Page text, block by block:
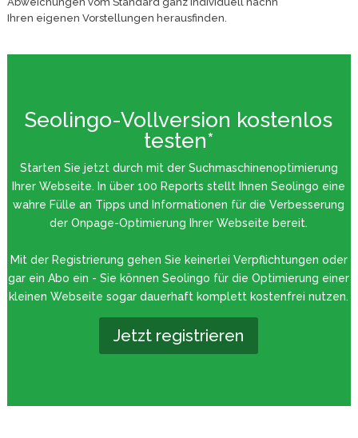
Ihren eigenen Vorstellungen herausfinden.
Seolingo-Vollversion kostenlos
testen*
Starten Sie jetzt durch mit der Suchmaschinenoptimierung
Ihrer Webseite. In über 100 Reports stellt Ihnen Seolingo eine
wahre Fülle an Tipps und Informationen für die Verbesserung
der Onpage-Optimierung Ihrer Webseite bereit.
Mit der Registrierung gehen Sie keinerlei Verpflichtungen oder
gar ein Abo ein - Sie können Seolingo für die Optimierung einer
kleinen Webseite sogar dauerhaft komplett kostenfrei nutzen.
Jetzt registrieren